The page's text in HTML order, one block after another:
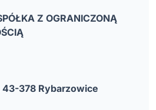
Z OGRANICZONĄ
378 Rybarzowice